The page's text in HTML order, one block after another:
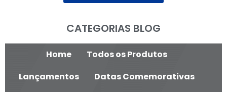
CATEGORIAS BLOG
Home
Todos os Produtos
Lançamentos
Datas Comemorativas